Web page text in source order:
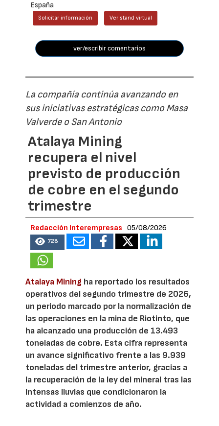
España
Solicitar información Ver stand virtual
ver/escribir comentarios
La compañía continúa avanzando en
sus iniciativas estratégicas como Masa
Valverde o San Antonio
Atalaya Mining
recupera el nivel
previsto de producción
de cobre en el segundo
trimestre
Redacción Interempresas 05/08/2026
728
Atalaya Mining ha reportado los resultados
operativos del segundo trimestre de 2026,
un periodo marcado por la normalización de
las operaciones en la mina de Riotinto, que
ha alcanzado una producción de 13.493
toneladas de cobre. Esta cifra representa
un avance significativo frente a las 9.939
toneladas del trimestre anterior, gracias a
la recuperación de la ley del mineral tras las
intensas lluvias que condicionaron la
actividad a comienzos de año.